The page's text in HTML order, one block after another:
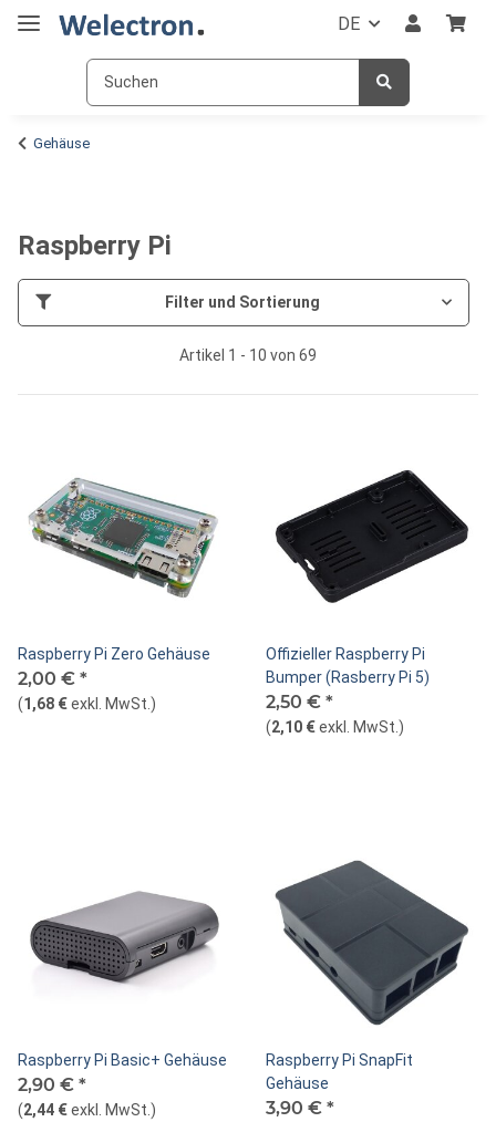
DE
Gehäuse
Raspberry Pi
Filter und Sortierung
Artikel 1 - 10 von 69
Raspberry Pi Zero Gehäuse
2,00 € *
(1,68 €exkl. MwSt. )
Offizieller Raspberry Pi
Bumper (Rasberry Pi 5)
2,50 € *
(2,10 €exkl. MwSt. )
Raspberry Pi Basic+ Gehäuse
2,90 € *
(2,44 €exkl. MwSt. )
Raspberry Pi SnapFit
Gehäuse
3,90 € *